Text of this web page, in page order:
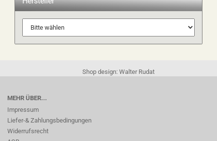
Shop design: Walter Rudat
MEHR ÜBER...
Impressum
Liefer-& Zahlungsbedingungen
Widerrufsrecht